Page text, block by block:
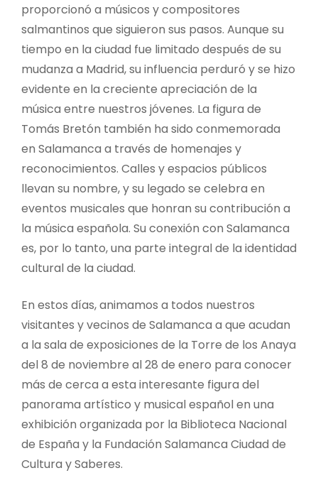
proporcionó a músicos y compositores
salmantinos que siguieron sus pasos. Aunque su
tiempo en la ciudad fue limitado después de su
mudanza a Madrid, su influencia perduró y se hizo
evidente en la creciente apreciación de la
música entre nuestros jóvenes. La figura de
Tomás Bretón también ha sido conmemorada
en Salamanca a través de homenajes y
reconocimientos. Calles y espacios públicos
llevan su nombre, y su legado se celebra en
eventos musicales que honran su contribución a
la música española. Su conexión con Salamanca
es, por lo tanto, una parte integral de la identidad
cultural de la ciudad.
En estos días, animamos a todos nuestros
visitantes y vecinos de Salamanca a que acudan
a la sala de exposiciones de la Torre de los Anaya
del 8 de noviembre al 28 de enero para conocer
más de cerca a esta interesante figura del
panorama artístico y musical español en una
exhibición organizada por la Biblioteca Nacional
de España y la Fundación Salamanca Ciudad de
Cultura y Saberes.